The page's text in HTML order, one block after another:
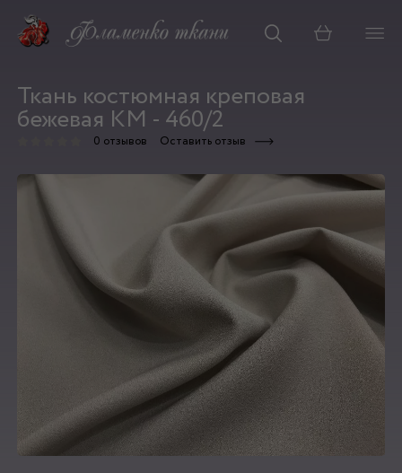
Корзина
Ткань костюмная креповая
бежевая КМ - 460/2
0 отзывов Оставить отзыв